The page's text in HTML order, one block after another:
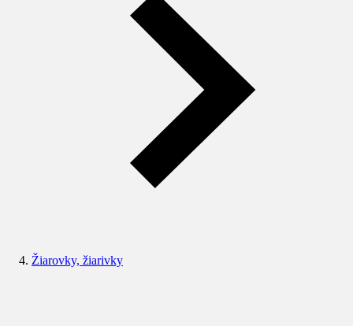
Žiarovky, žiarivky